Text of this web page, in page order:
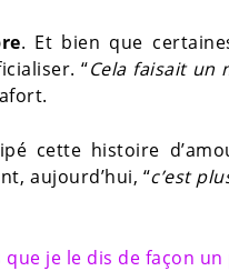
. Et bien que
“Cela faisait un
cette histoire
aujourd’hui, “c’est
je le dis de façon